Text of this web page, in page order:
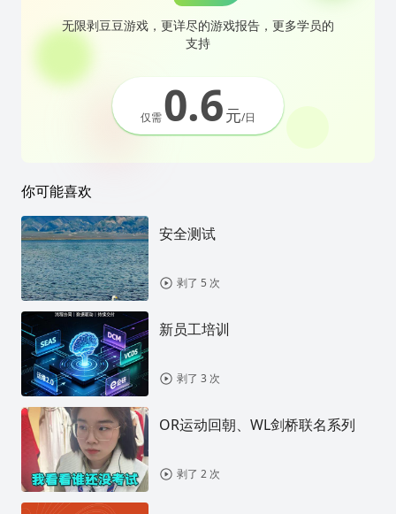
无限剥豆豆游戏，更详尽的游戏报告，更多学员的
支持
仅需0.6元/日
你可能喜欢
安全测试
剥了 5 次
新员工培训
剥了 3 次
OR运动回朝、WL剑桥联名系列
剥了 2 次